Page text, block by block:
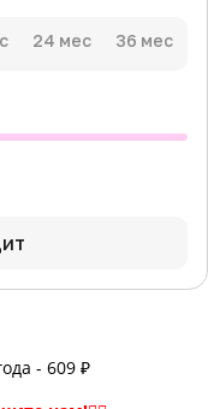
- 609 ₽
24 мес 36 мес